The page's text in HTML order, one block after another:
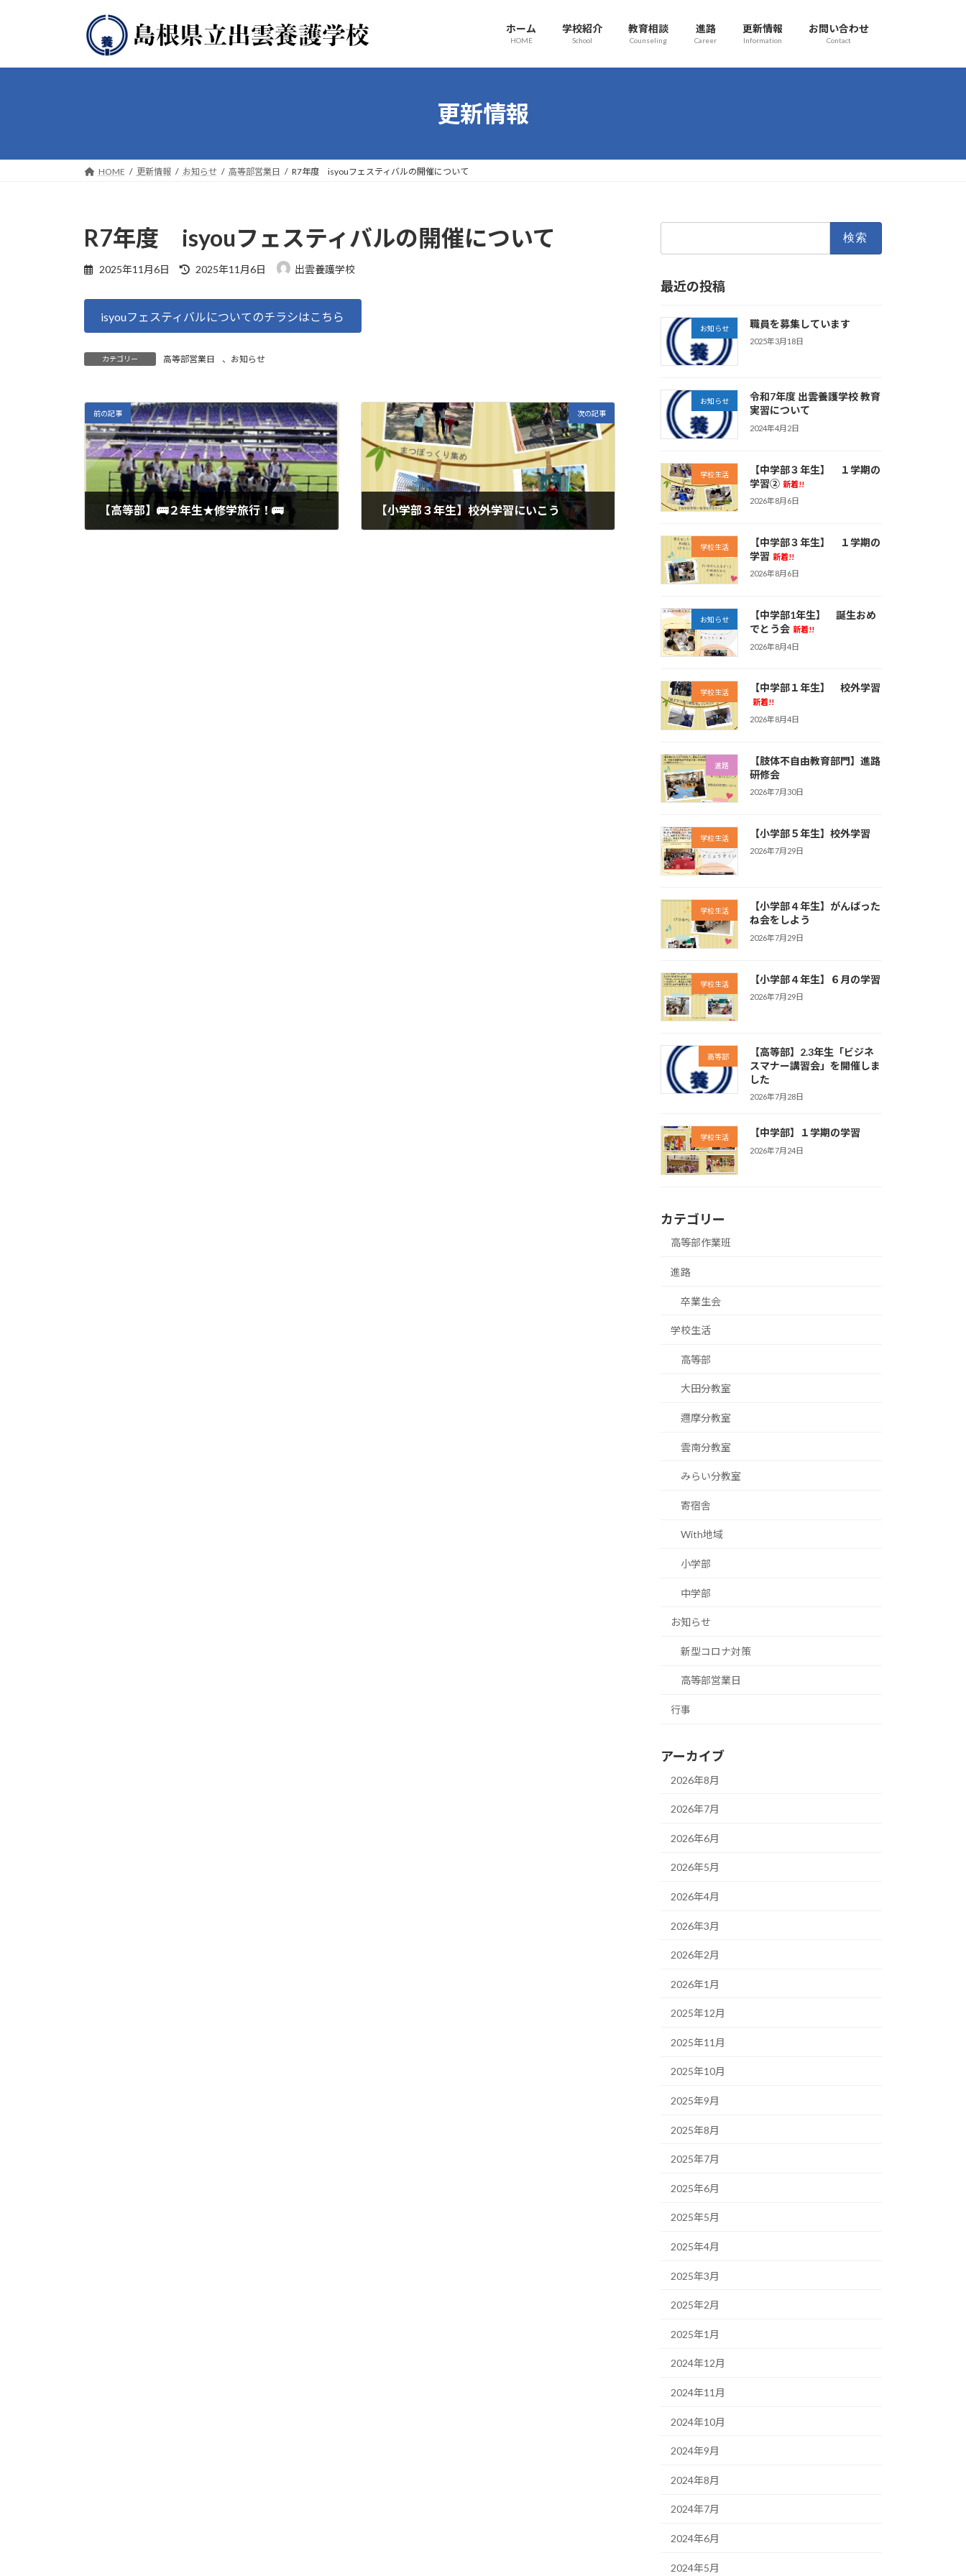
プ
動
ホーム
HOME
学校紹介
School
教育相談
Counseling
進路
Career
更新情報
Information
お問い合わせ
Contact
更新情報
HOME 更新情報 お知らせ 高等部営業日 R7年度 isyouフェスティバルの開催について
R7年度 isyouフェスティバルの開催について
2025年11月6日
最
日
2025年11月6日 出雲養護学校
isyouフェスティバルについてのチラシはこちら
カテゴリー 高等部営業日 、 お知らせ
前の記事
【高等部】🚌２年生★修学旅行！🚌
次の記事
【小学部３年生】校外学習にいこう
最近の投稿
お知らせ 職員を募集しています
2025年3月18日
お知らせ
令和7年度 出雲養護学校 教育
実習について
2024年4月2日
学校生活
【中学部３年生】 １学期の
学習② 新着!!
2026年8月6日
学校生活
【中学部３年生】 １学期の
学習 新着!!
2026年8月6日
お知らせ
【中学部1年生】 誕生おめ
でとう会 新着!!
2026年8月4日
学校生活 【中学部１年生】 校外学習
新着!!
2026年8月4日
進路
【肢体不自由教育部門】進路
研修会
2026年7月30日
学校生活 【小学部５年生】校外学習
2026年7月29日
学校生活
【小学部４年生】がんばった
ね会をしよう
2026年7月29日
学校生活 【小学部４年生】６月の学習
2026年7月29日
高等部
【高等部】2.3年生「ビジネ
スマナー講習会」を開催しま
した
2026年7月28日
学校生活 【中学部】１学期の学習
2026年7月24日
カテゴリー
高等部作業班
進路
卒業生会
学校生活
高等部
大田分教室
邇摩分教室
雲南分教室
みらい分教室
寄宿舎
With地域
小学部
中学部
お知らせ
新型コロナ対策
高等部営業日
行事
アーカイブ
2026年8月
2026年7月
2026年6月
2026年5月
2026年4月
2026年3月
2026年2月
2026年1月
2025年12月
2025年11月
2025年10月
2025年9月
2025年8月
2025年7月
2025年6月
2025年5月
2025年4月
2025年3月
2025年2月
2025年1月
2024年12月
2024年11月
2024年10月
2024年9月
2024年8月
2024年7月
2024年6月
2024年5月